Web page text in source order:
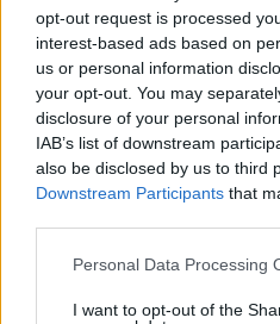
opt-out request is processed
interest-based ads based on
us or personal information
your opt-out. You may
disclosure of your personal
IAB’s list of downstream
also be disclosed by us to third
Downstream Participants that
Please note that this website/
not limited to your visit or
Personal Data Processing
I want to opt-out of the